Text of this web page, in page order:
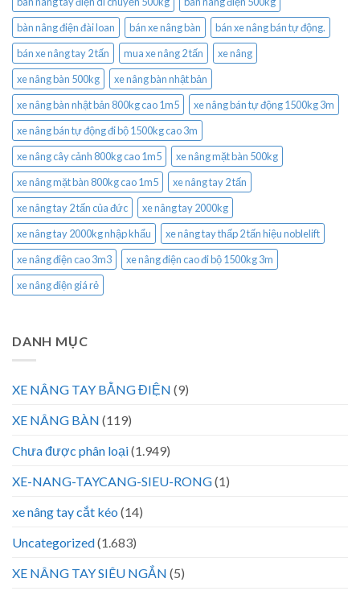
bàn nâng điện đài loan
bán xe nâng bàn
bán xe nâng bán tự động.
bán xe nâng tay 2 tấn
mua xe nâng 2 tấn
xe nâng
xe nâng bàn 500kg
xe nâng bàn nhật bản
xe nâng bàn nhật bản 800kg cao 1m5
xe nâng bán tự động 1500kg 3m
xe nâng bán tự động đi bộ 1500kg cao 3m
xe nâng cây cảnh 800kg cao 1m5
xe nâng mặt bàn 500kg
xe nâng mặt bàn 800kg cao 1m5
xe nâng tay 2 tấn
xe nâng tay 2 tấn của đức
xe nâng tay 2000kg
xe nâng tay 2000kg nhập khẩu
xe nâng tay thấp 2 tấn hiệu noblelift
xe nâng điện cao 3m3
xe nâng điện cao đi bộ 1500kg 3m
xe nâng điện giá rẻ
DANH MỤC
XE NÂNG TAY BẰNG ĐIỆN (9)
XE NÂNG BÀN (119)
Chưa được phân loại(1.949)
XE-NANG-TAYCANG-SIEU-RONG(1)
xe nâng tay cắt kéo (14)
Uncategorized(1.683)
XE NÂNG TAY SIÊU NGẮN (5)